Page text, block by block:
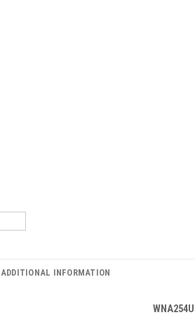
ADDITIONAL INFORMATION